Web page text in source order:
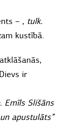
– , tulk.
kustībā.
ir
Emīls Slišāns
apustulāts”